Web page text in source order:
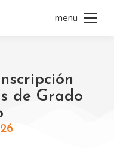
menu
de Grado